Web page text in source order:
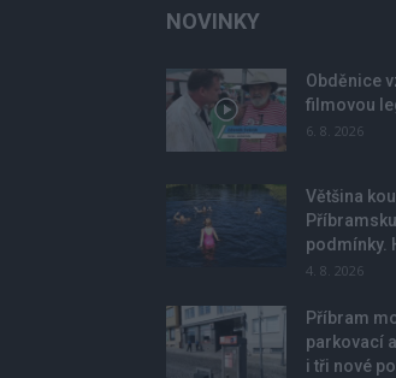
NOVINKY
Obděnice
filmovou
6. 8. 2026
Většina
podmínky.
4. 8. 2026
Příbram
parkovací
i tři nové